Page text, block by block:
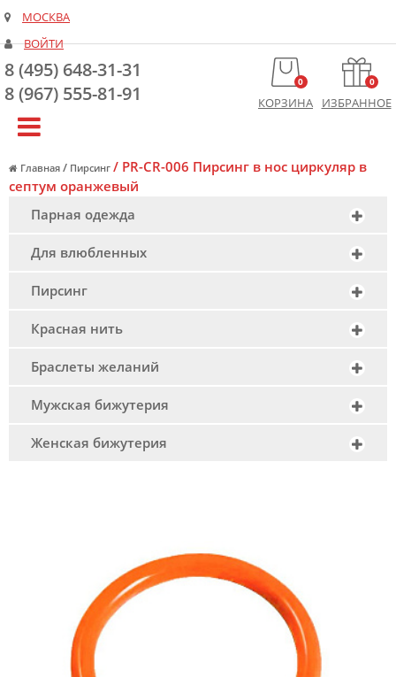
МОСКВА
ВОЙТИ
8 (495) 648-31-31
8 (967) 555-81-91
0
КОРЗИНА
0
ИЗБРАННОЕ
Главная / Пирсинг / PR-CR-006 Пирсинг в нос циркуляр в
септум оранжевый
Парная одежда
Для влюбленных
Пирсинг
Красная нить
Браслеты желаний
Мужская бижутерия
Женская бижутерия